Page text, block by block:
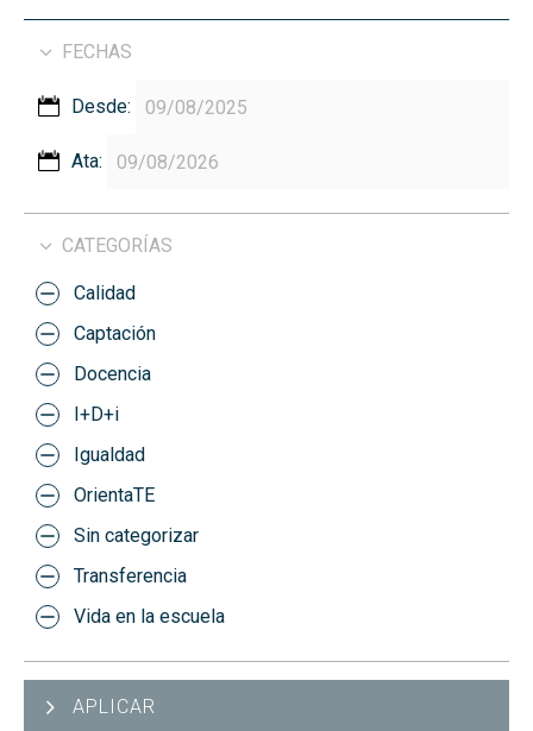
FECHAS
Desde:
Ata:
CATEGORÍAS
Calidad
Captación
Docencia
I+D+i
Igualdad
OrientaTE
Sin categorizar
Transferencia
Vida en la escuela
APLICAR